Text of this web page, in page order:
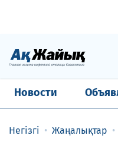
Новости
Негізгі Жаңалықтар